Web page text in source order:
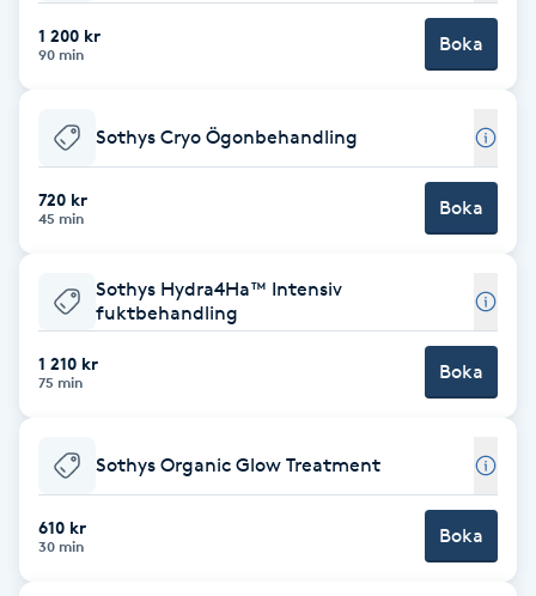
Color correction
Cryoterapi
Damklippning
Dermapen
Diamantslipning
E
1 200 kr
90 min Boka
Sothys Cryo Ögonbehandling
720 kr
45 min Boka
Sothys Hydra4Ha™ Intensiv
fuktbehandling
1 210 kr
75 min Boka
Sothys Organic Glow Treatment
610 kr
30 min Boka